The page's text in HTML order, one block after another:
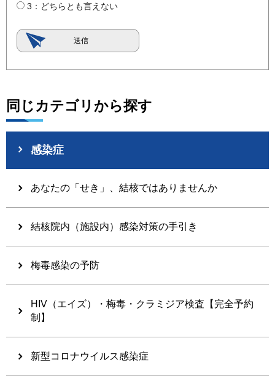
3：どちらとも言えない
同じカテゴリから探す
感染症
あなたの「せき」、結核ではありませんか
結核院内（施設内）感染対策の手引き
梅毒感染の予防
HIV（エイズ）・梅毒・クラミジア検査【完全予約
制】
新型コロナウイルス感染症